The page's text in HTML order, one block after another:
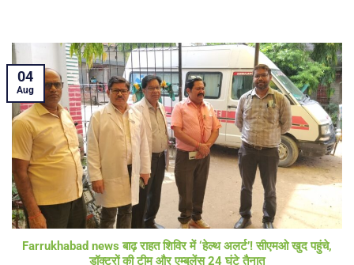
Farrukhabad news बाढ़ राहत शिविर में ‘हेल्थ अलर्ट’! सीएमओ खुद पहुंचे,
डॉक्टरों की टीम और एम्बुलेंस 24 घंटे तैनात
04
Aug